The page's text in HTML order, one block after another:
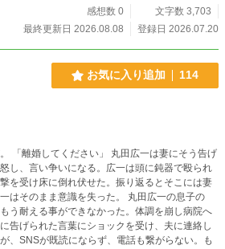
感想数 0
文字数 3,703
最終更新日 2026.08.08
登録日 2026.07.20
お気に入り追加 114
してください」 丸田広一は妻にそう告げ
し、言い争いになる。広一は頭に鈍器で殴られ
を受け床に倒れ伏せた。振り返るとそこには妻
のまま意識を失った。 丸田広一の息子の
う耐える事ができなかった。体調を崩し病院へ
告げられた言葉にショックを受け、夫に連絡し
、SNSが既読にならず、電話も繋がらない。も